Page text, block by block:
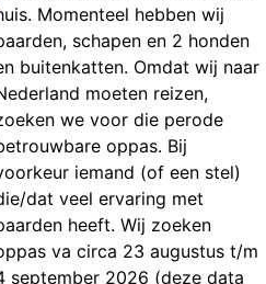
Momenteel hebben wij
schapen en 2 honden
buitenkatten. Omdat wij naar
moeten reizen,
we voor die perode
oppas. Bij
iemand (of een stel)
dat veel ervaring met
heeft. Wij zoeken
va circa 23 augustus t/m
september 2026 (deze data